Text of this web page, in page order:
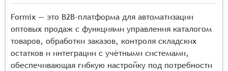
Formix — это B2B-платформа для автоматизации
оптовых продаж с функциями управления каталогом
товаров, обработки заказов, контроля складских
остатков и интеграции с учётными системами,
обеспечивающая гибкую настройку под потребности